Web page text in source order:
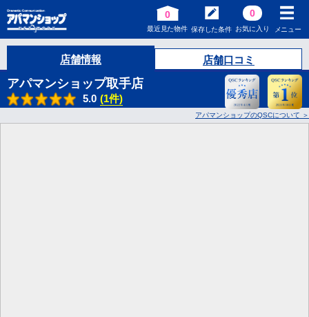
0
最近見た物件 保存した条件
0
お気に入り メニュー
店舗情報 店舗口コミ
アパマンショップ取手店
5.0 (1件)
アパマンショップのQSCについて